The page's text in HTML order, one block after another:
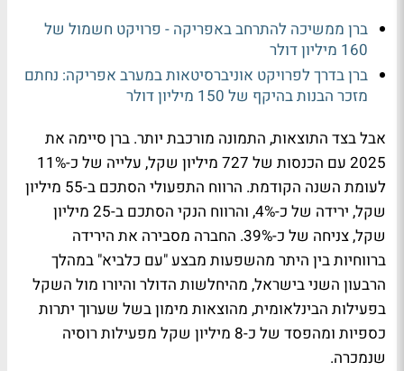
ברן ממשיכה להתרחב באפריקה - פרויקט חשמול של
160 מיליון דולר
ברן בדרך לפרויקט אוניברסיטאות במערב אפריקה: נחתם
מזכר הבנות בהיקף של 150 מיליון דולר
אבל בצד התוצאות, התמונה מורכבת יותר. ברן סיימה את
2025 עם הכנסות של 727 מיליון שקל, עלייה של כ-11%
לעומת השנה הקודמת. הרווח התפעולי הסתכם ב-55 מיליון
שקל, ירידה של כ-4%, והרווח הנקי הסתכם ב-25 מיליון
שקל, צניחה של כ-39%. החברה מסבירה את הירידה
ברווחיות בין היתר מהשפעות מבצע "עם כלביא" במהלך
הרבעון השני בישראל, מהיחלשות הדולר והיורו מול השקל
בפעילות הבינלאומית, מהוצאות מימון בשל שערוך יתרות
כספיות ומהפסד של כ-8 מיליון שקל מפעילות רוסיה
שנמכרה.